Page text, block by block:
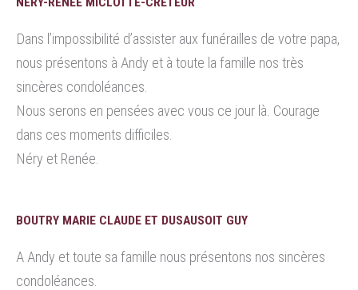
Dans l’impossibilité d’assister aux funérailles de votre papa,
nous présentons à Andy et à toute la famille nos très
sincères condoléances.
Nous serons en pensées avec vous ce jour là. Courage
dans ces moments difficiles.
Néry et Renée.
BOUTRY MARIE CLAUDE ET DUSAUSOIT GUY
A Andy et toute sa famille nous présentons nos sincères
condoléances.